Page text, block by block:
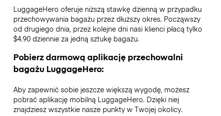
LuggageHero oferuje niższą stawkę dzienną w przypadku
przechowywania bagażu przez dłuższy okres. Począwszy
od drugiego dnia, przez kolejne dni nasi klienci płacą tylko
$4.90 dziennie za jedną sztukę bagażu.
Pobierz darmową aplikację przechowalni
bagażu LuggageHero:
Aby zapewnić sobie jeszcze większą wygodę, możesz
pobrać aplikację mobilną LuggageHero. Dzięki niej
znajdziesz wszystkie nasze punkty w Twojej okolicy.